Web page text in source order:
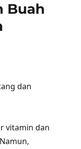
Buah
dan
vitamin dan